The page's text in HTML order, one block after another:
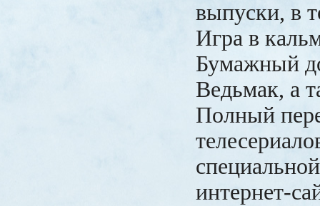
выпуски, в
Игра в
Бумажный
Ведьмак, а
Полный
интернет-